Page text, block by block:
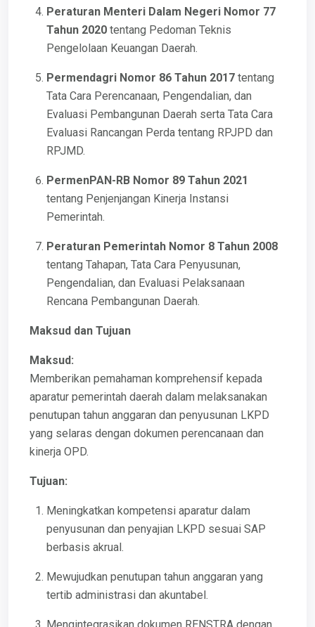
Peraturan Menteri Dalam Negeri Nomor 77
Tahun 2020 tentang Pedoman Teknis
Pengelolaan Keuangan Daerah.
Permendagri Nomor 86 Tahun 2017 tentang
Tata Cara Perencanaan, Pengendalian, dan
Evaluasi Pembangunan Daerah serta Tata Cara
Evaluasi Rancangan Perda tentang RPJPD dan
RPJMD.
PermenPAN-RB Nomor 89 Tahun 2021
tentang Penjenjangan Kinerja Instansi
Pemerintah.
Peraturan Pemerintah Nomor 8 Tahun 2008
tentang Tahapan, Tata Cara Penyusunan,
Pengendalian, dan Evaluasi Pelaksanaan
Rencana Pembangunan Daerah.
Maksud dan Tujuan
Maksud:
Memberikan pemahaman komprehensif kepada
aparatur pemerintah daerah dalam melaksanakan
penutupan tahun anggaran dan penyusunan LKPD
yang selaras dengan dokumen perencanaan dan
kinerja OPD.
Tujuan:
Meningkatkan kompetensi aparatur dalam
penyusunan dan penyajian LKPD sesuai SAP
berbasis akrual.
Mewujudkan penutupan tahun anggaran yang
tertib administrasi dan akuntabel.